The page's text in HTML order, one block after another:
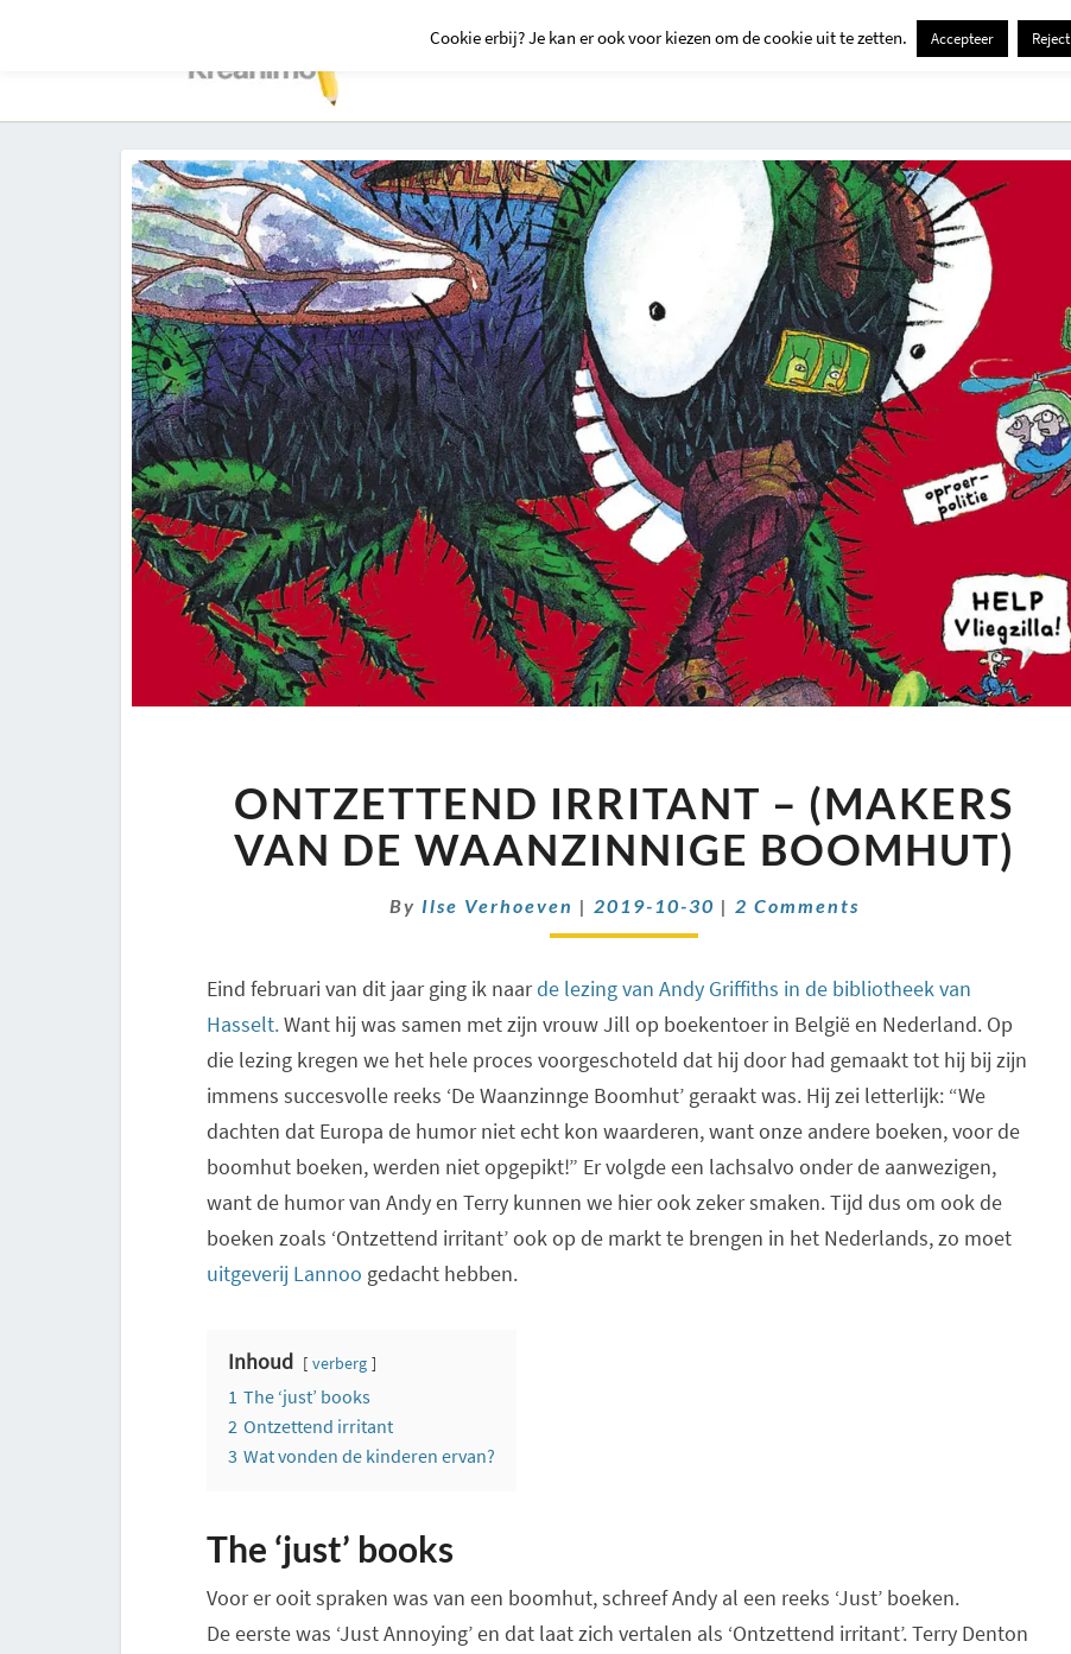
Contact Kids Creatief Erop Uit Huis En Tuin
IRRITANT
–
(MAKERS
DE
BOOMHUT)
ONTZETTEND IRRITANT – (MAKERS
VAN DE WAANZINNIGE BOOMHUT)
By Ilse Verhoeven | 2019-10-30 | Comments
2 Comments
Eind februari van dit jaar ging ik naarde lezing van Andy Griffiths in de bibliotheek van
Hasselt.Want hij was samen met zijn vrouw Jill op boekentoer in België en Nederland. Op
die lezing kregen we het hele proces voorgeschoteld dat hij door had gemaakt tot hij bij zijn
immens succesvolle reeks ‘De Waanzinnge Boomhut’ geraakt was. Hij zei letterlijk: “We
dachten dat Europa de humor niet echt kon waarderen, want onze andere boeken, voor de
boomhut boeken, werden niet opgepikt!” Er volgde een lachsalvo onder de aanwezigen,
want de humor van Andy en Terry kunnen we hier ook zeker smaken. Tijd dus om ook de
boeken zoals ‘Ontzettend irritant’ ook op de markt te brengen in het Nederlands, zo moet
uitgeverij Lannoo gedacht hebben.
Inhoud verberg
1 The ‘just’ books
2 Ontzettend irritant
3 Wat vonden de kinderen ervan?
The ‘just’ books
Voor er ooit spraken was van een boomhut, schreef Andy al een reeks ‘Just’ boeken.
De eerste was ‘Just Annoying’ en dat laat zich vertalen als ‘Ontzettend irritant’. Terry Denton
Cookie erbij? Je kan er ook voor kiezen om de cookie uit te zetten. Accepteer Reject